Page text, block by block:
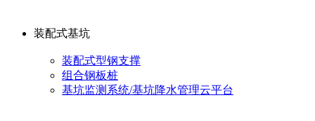
装配式基坑
装配式型钢支撑
组合钢板桩
基坑监测系统/基坑降水管理云平台